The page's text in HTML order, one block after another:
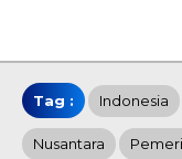
Tag : Indonesia
Nusantara